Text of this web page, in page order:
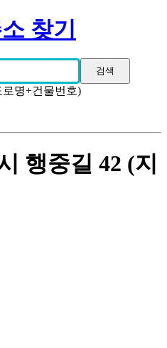
찾기
로명+건물번호)
행중길 42 (지